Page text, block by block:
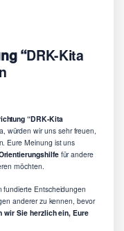
“DRK-Kita
“DRK-Kita
würden wir uns sehr freuen,
Eure Meinung ist uns
für andere
möchten.
fundierte Entscheidungen
anderer zu kennen, bevor
wir Sie herzlich ein, Eure